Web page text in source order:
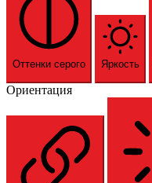
Оттенки серого Яркость
Ориентация